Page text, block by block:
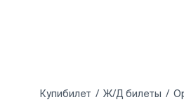
Купибилет Ж/Д билеты